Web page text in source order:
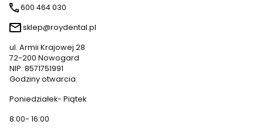
600 464 030
sklep@roydental.pl
ul. Armii Krajowej 28
72-200 Nowogard
NIP: 8571751991
Godziny otwarcia:
Poniedziałek- Piątek
8:00- 16:00